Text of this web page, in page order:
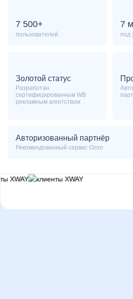
7 500+
пользователей
7
под
Золотой статус
Разработан
сертифицированным WB
рекламным агентством
Авторизованный партнёр
Рекомендованный сервис Ozon